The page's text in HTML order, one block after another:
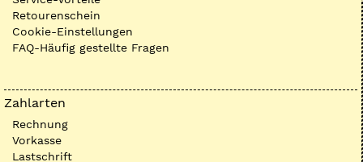
Retourenschein
Cookie-Einstellungen
FAQ-Häufig gestellte Fragen
Zahlarten
Rechnung
Vorkasse
Lastschrift